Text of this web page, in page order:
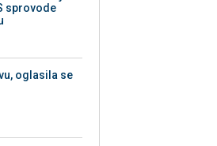
sprovode
oglasila se